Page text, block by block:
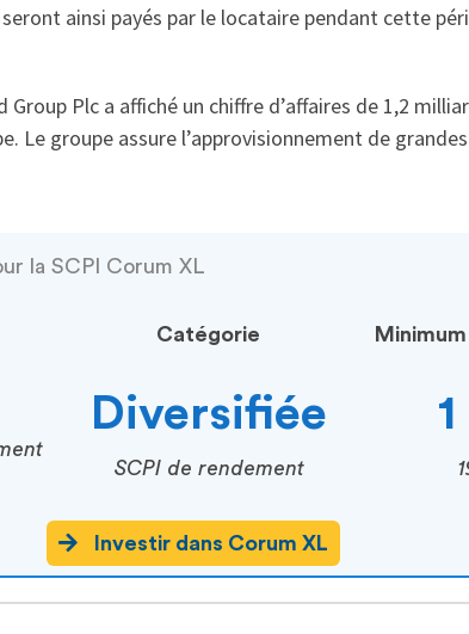
ainsi payés par le locataire pendant cette
Plc a affiché un chiffre d’affaires de 1,2
Le groupe assure l’approvisionnement de
la SCPI Corum XL
Catégorie
Diversifiée
SCPI de rendement
Investir dans Corum XL